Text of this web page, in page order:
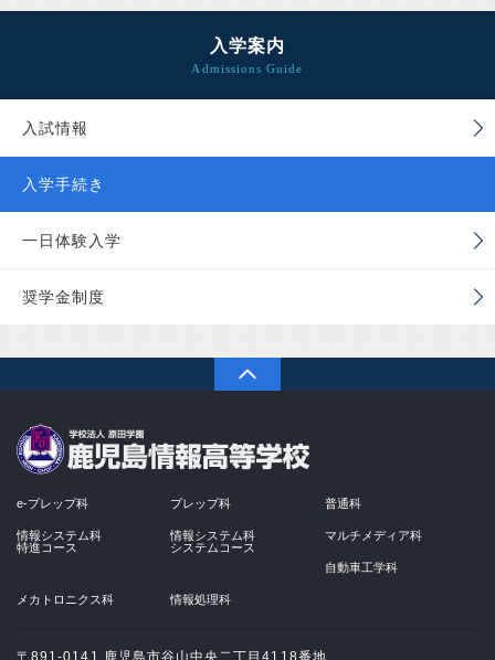
入学案内
入試情報
入学手続き
一日体験入学
奨学金制度
e-プレップ科 プレップ科 普通科
情報システム科
特進コース
情報システム科
システムコース
マルチメディア科
自動車工学科
メカトロニクス科 情報処理科
〒891-0141 鹿児島市谷山中央二丁目4118番地